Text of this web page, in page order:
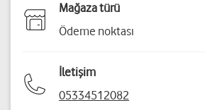
Mağaza türü
Ödeme noktası
İletişim
05334512082